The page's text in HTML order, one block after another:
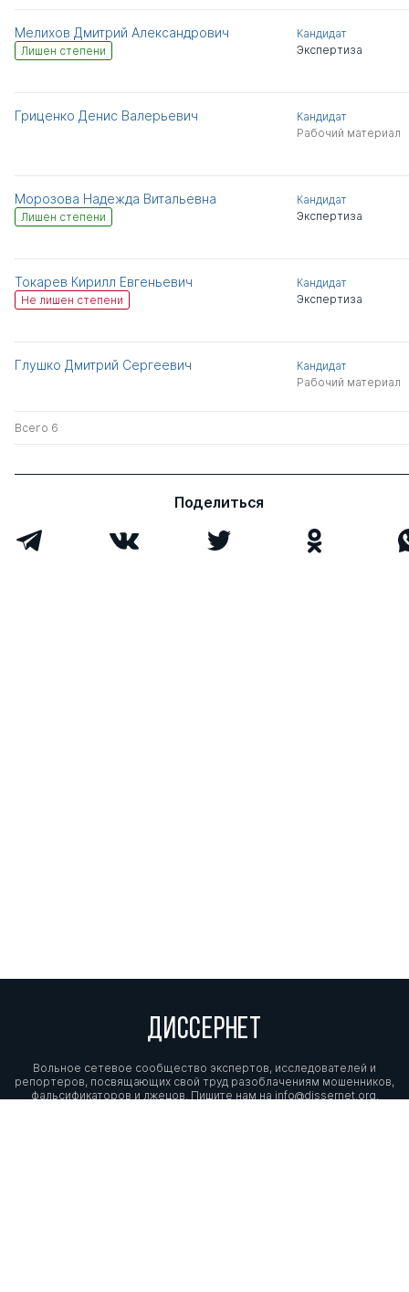
Мелихов Дмитрий Александрович
Лишен степени
Кандидат
Экспертиза
Гриценко Денис Валерьевич
Кандидат
Рабочий материал
Морозова Надежда Витальевна
Лишен степени
Кандидат
Экспертиза
Токарев Кирилл Евгеньевич
Не лишен степени
Кандидат
Экспертиза
Глушко Дмитрий Сергеевич
Кандидат
Рабочий материал
Всего 6
Поделиться
ДИССЕРНЕТ
Вольное сетевое сообщество экспертов, исследователей и
репортеров, посвящающих свой труд разоблачениям мошенников,
фальсификаторов и лжецов. Пишите нам на info@dissernet.org.